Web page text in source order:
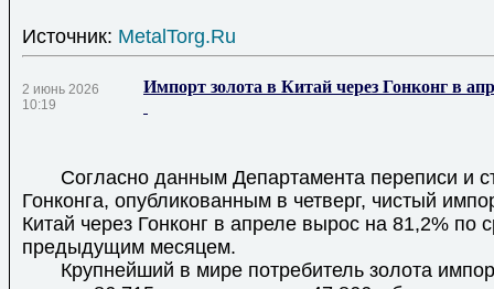
Источник: MetalTorg.Ru
2 июнь 2026
10:19
Импорт золота в Китай через Гонконг в
Согласно данным Департамента переписи и
Гонконга, опубликованным в четверг, чистый
Китай через Гонконг в апреле вырос на 81,2% по
предыдущим месяцем.
Крупнейший в мире потребитель золота